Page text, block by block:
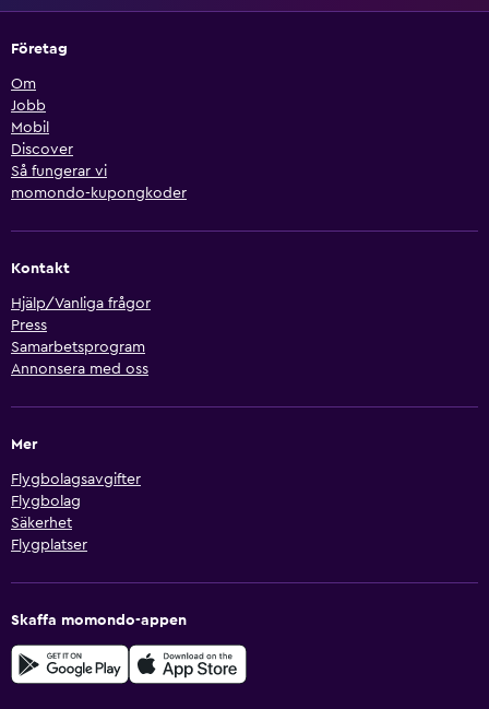
Företag
Om
Jobb
Mobil
Discover
Så fungerar vi
momondo-kupongkoder
Kontakt
Hjälp/Vanliga frågor
Press
Samarbetsprogram
Annonsera med oss
Mer
Flygbolagsavgifter
Flygbolag
Säkerhet
Flygplatser
Skaffa momondo-appen